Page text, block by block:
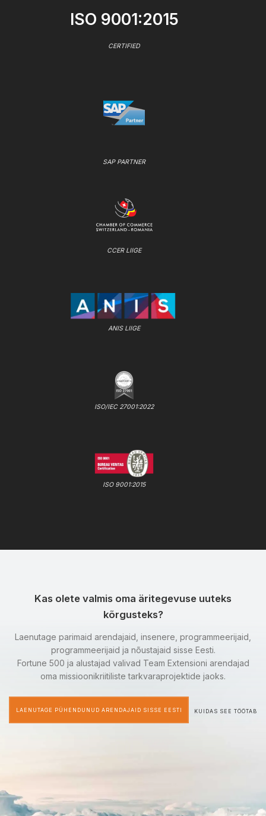
ISO 9001:2015
CERTIFIED
SAP PARTNER
CCER LIIGE
ANIS LIIGE
ISO/IEC 27001:2022
ISO 9001:2015
Kas olete valmis oma äritegevuse uuteks
kõrgusteks?
Laenutage parimaid arendajaid, insenere, programmeerijaid,
programmeerijaid ja nõustajaid sisse Eesti.
Fortune 500 ja alustajad valivad Team Extensioni arendajad
oma missioonikriitiliste tarkvaraprojektide jaoks.
LAENUTAGE PÜHENDUNUD ARENDAJAID SISSE EESTI KUIDAS SEE TÖÖTAB